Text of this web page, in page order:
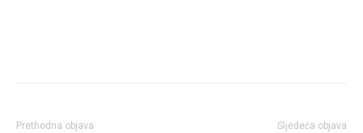
Prethodna objava Sljedeća objava